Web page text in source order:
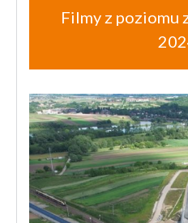
Filmy z poziomu